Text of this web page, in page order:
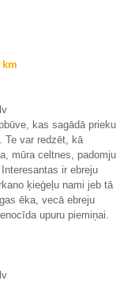
km
kas sagādā prieku
Te var redzēt, kā
mūra celtnes, padomju
ir ebreju
ķieģeļu nami jeb tā
ēka, vecā ebreju
upuru piemiņai.